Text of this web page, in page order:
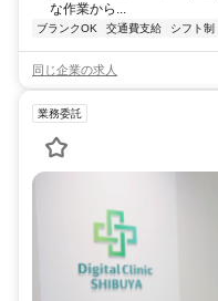
な作業から...
ブランクOK 交通費支給 シフト制
同じ企業の求人
業務委託